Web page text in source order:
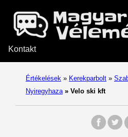
Kontakt
Értékelések » Kerekparbolt »
Nyiregyhaza » Velo ski kft